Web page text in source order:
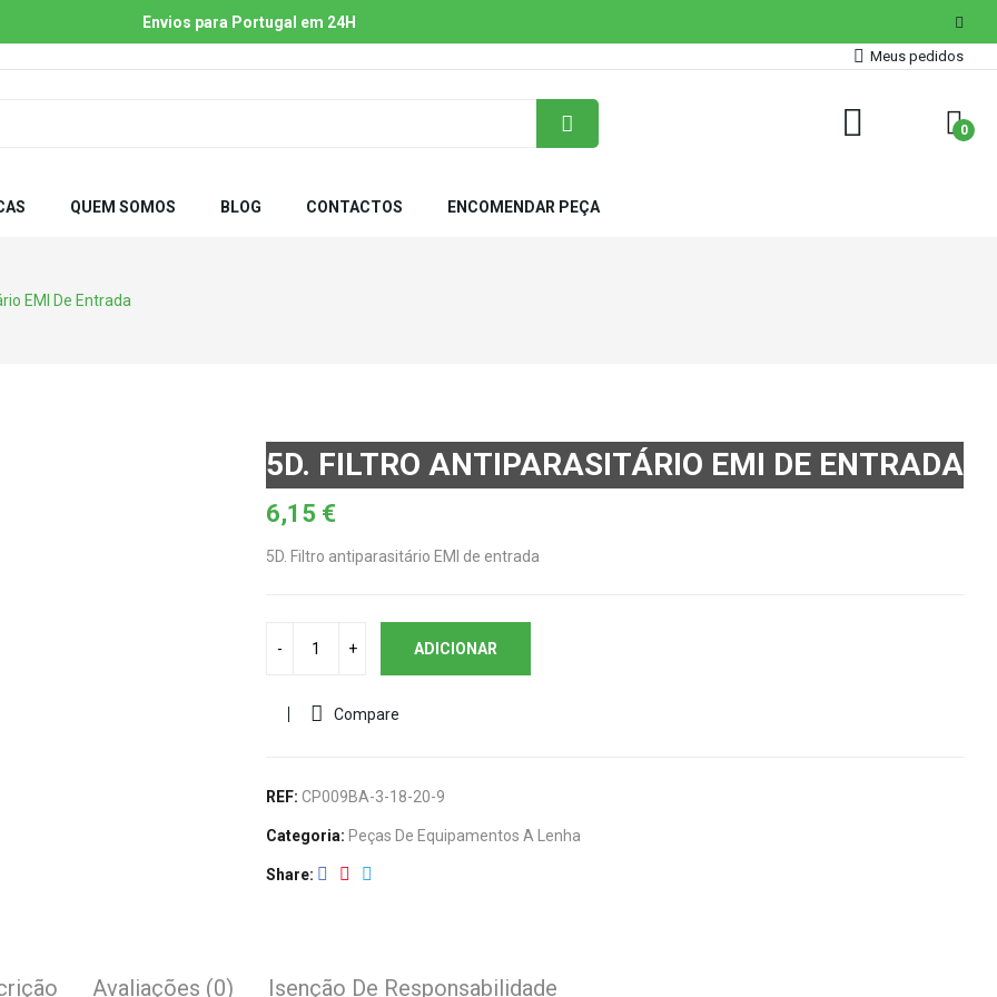
Envios para Portugal em 24H
Meus pedidos
0
QUEM SOMOS BLOG CONTACTOS ENCOMENDAR PEÇA
EMI De Entrada
5D. FILTRO ANTIPARASITÁRIO EMI DE ENTRADA
6,15 €
5D. Filtro antiparasitário EMI de entrada
ADICIONAR
Compare
REF: CP009BA-3-18-20-9
Categoria: Peças De Equipamentos A Lenha
Share
Avaliações (0) Isenção De Responsabilidade